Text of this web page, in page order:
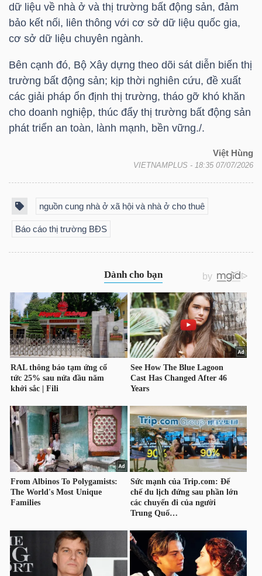
dữ liệu về nhà ở và thị trường bất động sản, đảm
bảo kết nối, liên thông với cơ sở dữ liệu quốc gia,
cơ sở dữ liệu chuyên ngành.
Bên cạnh đó, Bộ Xây dựng theo dõi sát diễn biến thị
trường bất động sản; kịp thời nghiên cứu, đề xuất
các giải pháp ổn định thị trường, tháo gỡ khó khăn
cho doanh nghiệp, thúc đẩy thị trường bất động sản
phát triển an toàn, lành mạnh, bền vững./.
Việt Hùng
VIETNAMPLUS - 18:35 07/07/2026
nguồn cung nhà ở xã hội và nhà ở cho thuê
Báo cáo thị trường BĐS
TRUY
XUẤT
DỮ
Ngành
(-)
NĂNG
LƯỢNG
NGUYÊN
VẬT
LIỆU
CÔNG
NGHIỆP
DÙNG
KHÔNG
THIẾT